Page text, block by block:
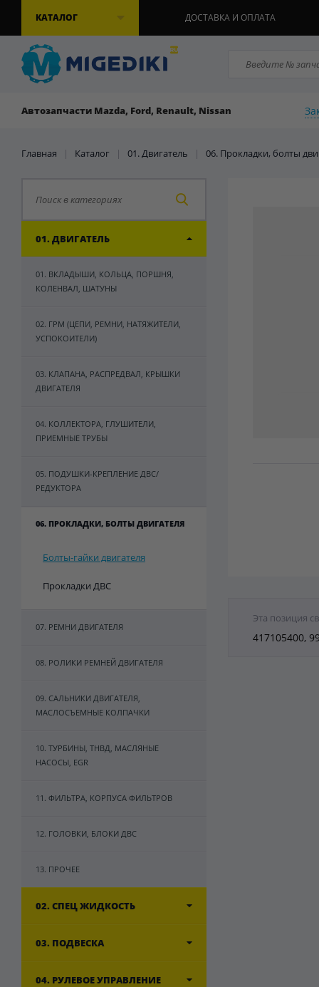
КАТАЛОГ ДОСТАВКА И ОПЛАТА
Автозапчасти Mazda, Ford, Renault, Nissan
Главная | Каталог | 01. Двигатель | 06. Прокладки, болты
01. ДВИГАТЕЛЬ
01. ВКЛАДЫШИ, КОЛЬЦА, ПОРШНЯ,
КОЛЕНВАЛ, ШАТУНЫ
02. ГРМ (ЦЕПИ, РЕМНИ, НАТЯЖИТЕЛИ,
УСПОКОИТЕЛИ)
03. КЛАПАНА, РАСПРЕДВАЛ, КРЫШКИ
ДВИГАТЕЛЯ
04. КОЛЛЕКТОРА, ГЛУШИТЕЛИ,
ПРИЕМНЫЕ ТРУБЫ
05. ПОДУШКИ-КРЕПЛЕНИЕ ДВС/
РЕДУКТОРА
06. ПРОКЛАДКИ, БОЛТЫ ДВИГАТЕЛЯ
Болты-гайки двигателя
Прокладки ДВС
07. РЕМНИ ДВИГАТЕЛЯ
08. РОЛИКИ РЕМНЕЙ ДВИГАТЕЛЯ
09. САЛЬНИКИ ДВИГАТЕЛЯ,
МАСЛОСЪЕМНЫЕ КОЛПАЧКИ
10. ТУРБИНЫ, ТНВД, МАСЛЯНЫЕ
НАСОСЫ, EGR
11. ФИЛЬТРА, КОРПУСА ФИЛЬТРОВ
12. ГОЛОВКИ, БЛОКИ ДВС
13. ПРОЧЕЕ
02. СПЕЦ ЖИДКОСТЬ
03. ПОДВЕСКА
04. РУЛЕВОЕ УПРАВЛЕНИЕ
Эта позиция
417105400,